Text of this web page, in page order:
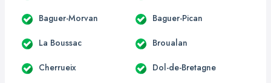
Baguer-Morvan Baguer-Pican
La Boussac Broualan
Cherrueix Dol-de-Bretagne